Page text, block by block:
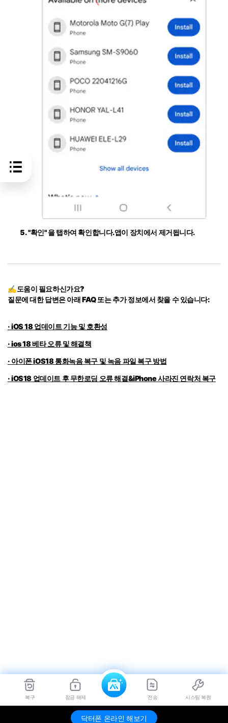
복구 잠금 해제 전송 시스팀 복원
닥터폰 온라인 해보기
"확인"을 탭하여 확인합니다.앱이 장치에서 제거됩니다.
✍도움이 필요하신가요?
질문에 대한 답변은 아래 FAQ 또는 추가 정보에서 찾을 수 있습니다:
· iOS 18 업데이트 기능 및 호환성
· ios 18 베타 오류 및 해결책
· 아이폰 iOS18 통화녹음 복구 및 녹음 파일 복구 방법
· iOS18 업데이트 후 무한로딩 오류 해결&iPhone 사라진 연락처 복구